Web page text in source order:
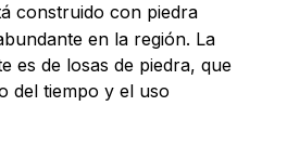
construido con piedra
en la región. La
es de losas de piedra, que
del tiempo y el uso